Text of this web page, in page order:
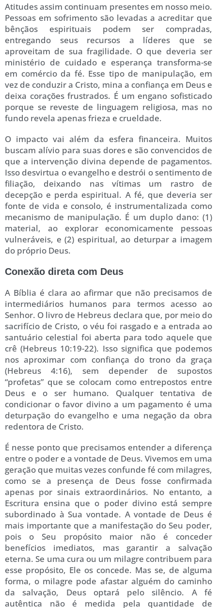
Atitudes assim continuam presentes em nosso meio.
Pessoas em sofrimento são levadas a acreditar que
bênçãos espirituais podem ser compradas,
entregando seus recursos a líderes que se
aproveitam de sua fragilidade. O que deveria ser
ministério de cuidado e esperança transforma-se
em comércio da fé. Esse tipo de manipulação, em
vez de conduzir a Cristo, mina a confiança em Deus e
deixa corações frustrados. É um engano sofisticado
porque se reveste de linguagem religiosa, mas no
fundo revela apenas frieza e crueldade.
O impacto vai além da esfera financeira. Muitos
buscam alívio para suas dores e são convencidos de
que a intervenção divina depende de pagamentos.
Isso desvirtua o evangelho e destrói o sentimento de
filiação, deixando nas vítimas um rastro de
decepção e perda espiritual. A fé, que deveria ser
fonte de vida e consolo, é instrumentalizada como
mecanismo de manipulação. É um duplo dano: (1)
material, ao explorar economicamente pessoas
vulneráveis, e (2) espiritual, ao deturpar a imagem
do próprio Deus.
Conexão direta com Deus
A Bíblia é clara ao afirmar que não precisamos de
intermediários humanos para termos acesso ao
Senhor. O livro de Hebreus declara que, por meio do
sacrifício de Cristo, o véu foi rasgado e a entrada ao
santuário celestial foi aberta para todo aquele que
crê (Hebreus 10:19-22). Isso significa que podemos
nos aproximar com confiança do trono da graça
(Hebreus 4:16), sem depender de supostos
“profetas” que se colocam como entrepostos entre
Deus e o ser humano. Qualquer tentativa de
condicionar o favor divino a um pagamento é uma
deturpação do evangelho e uma negação da obra
redentora de Cristo.
É nesse ponto que precisamos entender a diferença
entre o poder e a vontade de Deus. Vivemos em uma
geração que muitas vezes confunde fé com milagres,
como se a presença de Deus fosse confirmada
apenas por sinais extraordinários. No entanto, a
Escritura ensina que o poder divino está sempre
subordinado à Sua vontade. A vontade de Deus é
mais importante que a manifestação do Seu poder,
pois o Seu propósito maior não é conceder
benefícios imediatos, mas garantir a salvação
eterna. Se uma cura ou um milagre contribuem para
esse propósito, Ele os concede. Mas se, de alguma
forma, o milagre pode afastar alguém do caminho
da salvação, Deus optará pelo silêncio. A fé
autêntica não é medida pela quantidade de